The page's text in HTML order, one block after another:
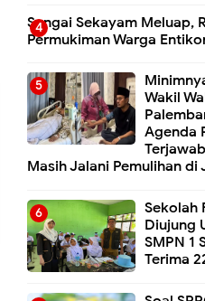
Sungai Sekayam Meluap,
Permukiman Warga
Wakil
Agenda
Masih Jalani Pemulihan di
Sekolah
Diujung
SMPN 1
Terima